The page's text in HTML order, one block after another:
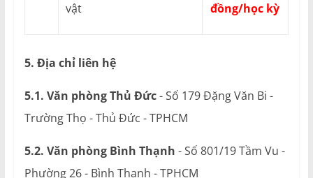
vật
đồng/học kỳ
5. Địa chỉ liên hệ
5.1. Văn phòng Thủ Đức- Số 179 Đặng Văn Bi -
Trường Thọ - Thủ Đức - TPHCM
5.2. Văn phòng Bình Thạnh - Số 801/19 Tầm Vu -
Phường 26 - Bình Thạnh - TPHCM